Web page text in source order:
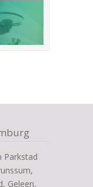
Parkstad
Geleen,